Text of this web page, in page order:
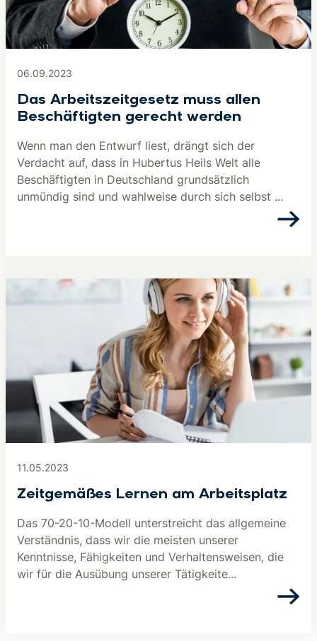
06.09.2023
Das Arbeitszeitgesetz muss allen
Beschäftigten gerecht werden
Wenn man den Entwurf liest, drängt sich der
Verdacht auf, dass in Hubertus Heils Welt alle
Beschäftigten in Deutschland grundsätzlich
unmündig sind und wahlweise durch sich selbst ...
11.05.2023
Zeitgemäßes Lernen am Arbeitsplatz
Das 70-20-10-Modell unterstreicht das allgemeine
Verständnis, dass wir die meisten unserer
Kenntnisse, Fähigkeiten und Verhaltensweisen, die
wir für die Ausübung unserer Tätigkeite...